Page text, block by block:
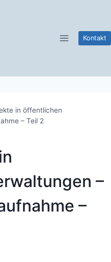
Kontakt
in öffentlichen
– Teil 2
–
–